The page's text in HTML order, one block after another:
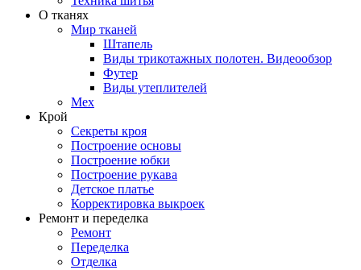
О тканях
Мир тканей
Штапель
Виды трикотажных полотен. Видеообзор
Футер
Виды утеплителей
Мех
Крой
Секреты кроя
Построение основы
Построение юбки
Построение рукава
Детское платье
Корректировка выкроек
Ремонт и переделка
Ремонт
Переделка
Отделка